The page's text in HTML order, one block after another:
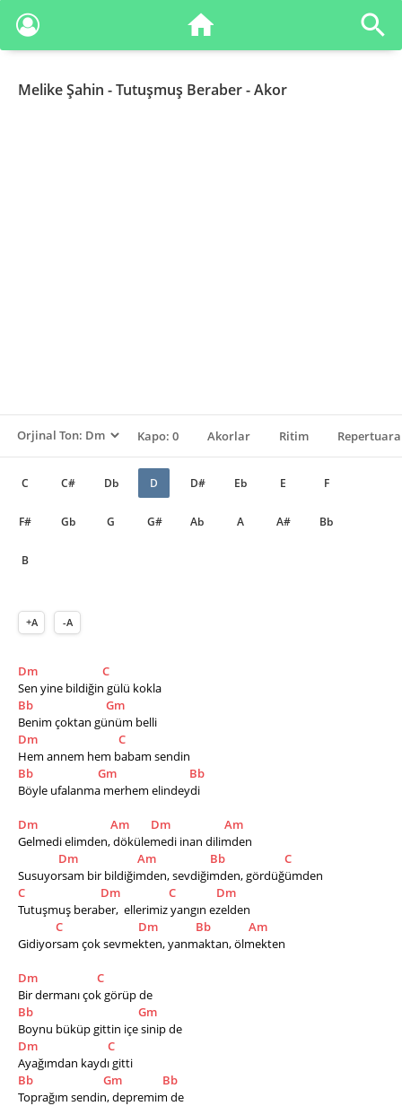
Melike Şahin - Tutuşmuş Beraber - Akor
Kapo: 0 Akorlar Ritim
C C# Db D D# Eb E F
F# Gb G G# Ab A A# Bb
B
+A -A
Dm
C
Sen yine bildiğin gülü kokla
Bb
Gm
Benim çoktan günüm belli
Dm
C
Hem annem hem babam sendin
Bb
Gm
Bb
Böyle ufalanma merhem elindeydi
Dm Am Dm
Am
Gelmedi elimden, dökülemedi inan dilimden
Dm
Am Bb
C
Susuyorsam bir bildiğimden, sevdiğimden, gördüğümden
C
Dm C
Dm
Tutuşmuş beraber,  ellerimiz yangın ezelden
C
Dm Bb
Am
Gidiyorsam çok sevmekten, yanmaktan, ölmekten
Dm
C
Bir dermanı çok görüp de
Bb
Gm
Boynu büküp gittin içe sinip de
Dm
C
Ayağımdan kaydı gitti
Bb
Gm
Bb
Toprağım sendin, depremim de